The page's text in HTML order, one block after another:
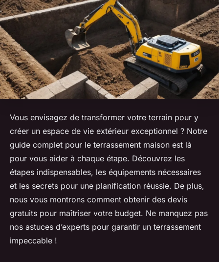
Vous envisagez de transformer votre terrain pour y
créer un espace de vie extérieur exceptionnel ? Notre
guide complet pour le terrassement maison est là
pour vous aider à chaque étape. Découvrez les
étapes indispensables, les équipements nécessaires
et les secrets pour une planification réussie. De plus,
nous vous montrons comment obtenir des devis
gratuits pour maîtriser votre budget. Ne manquez pas
nos astuces d’experts pour garantir un terrassement
impeccable !